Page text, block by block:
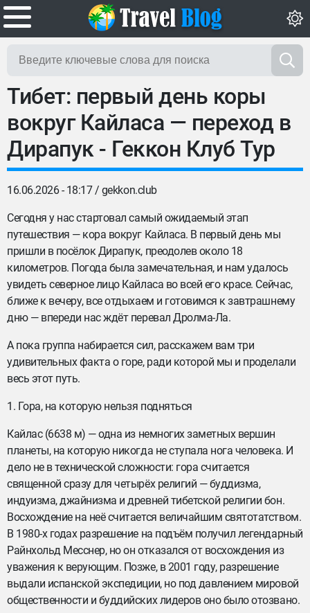
Тибет: первый день коры
вокруг Кайласа — переход в
Дирапук - Геккон Клуб Тур
16.06.2026 - 18:17 / gekkon.club
Сегодня у нас стартовал самый ожидаемый этап
путешествия — кора вокруг Кайласа. В первый день мы
пришли в посёлок Дирапук, преодолев около 18
километров. Погода была замечательная, и нам удалось
увидеть северное лицо Кайласа во всей его красе. Сейчас,
ближе к вечеру, все отдыхаем и готовимся к завтрашнему
дню — впереди нас ждёт перевал Дролма-Ла.
А пока группа набирается сил, расскажем вам три
удивительных факта о горе, ради которой мы и проделали
весь этот путь.
1. Гора, на которую нельзя подняться
Кайлас (6638 м) — одна из немногих заметных вершин
планеты, на которую никогда не ступала нога человека. И
дело не в технической сложности: гора считается
священной сразу для четырёх религий — буддизма,
индуизма, джайнизма и древней тибетской религии бон.
Восхождение на неё считается величайшим святотатством.
В 1980-х годах разрешение на подъём получил легендарный
Райнхольд Месснер, но он отказался от восхождения из
уважения к верующим. Позже, в 2001 году, разрешение
выдали испанской экспедиции, но под давлением мировой
общественности и буддийских лидеров оно было отозвано.